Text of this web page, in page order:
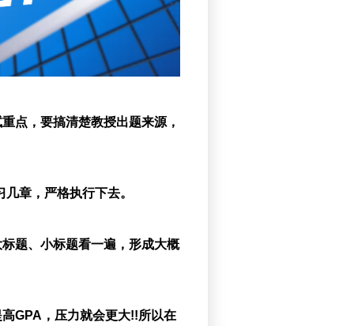
点，要搞清楚教授出题来源，
章，严格执行下去。
题、小标题看一遍，形成大概
GPA，压力就会更大!!所以在